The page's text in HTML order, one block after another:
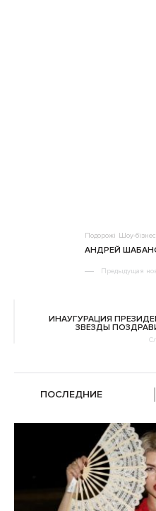
Подорожі Шоу-бізнес
АНДРЕЙ
Предыдущая
ИНАУГУРАЦИЯ
ЗВЕЗДЫ
ПОСЛЕДНИЕ